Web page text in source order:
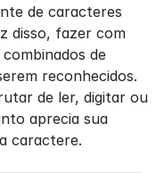
de caracteres
disso, fazer com
de
reconhecidos.
de ler, digitar ou
aprecia sua
caractere.